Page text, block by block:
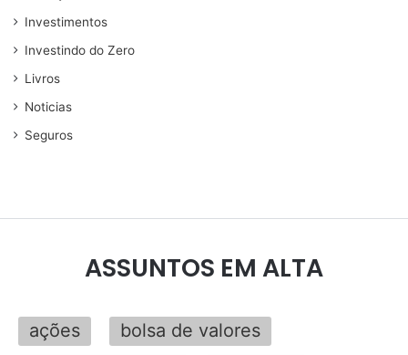
Investimentos
Investindo do Zero
Livros
Noticias
Seguros
ASSUNTOS EM ALTA
ações
bolsa de valores